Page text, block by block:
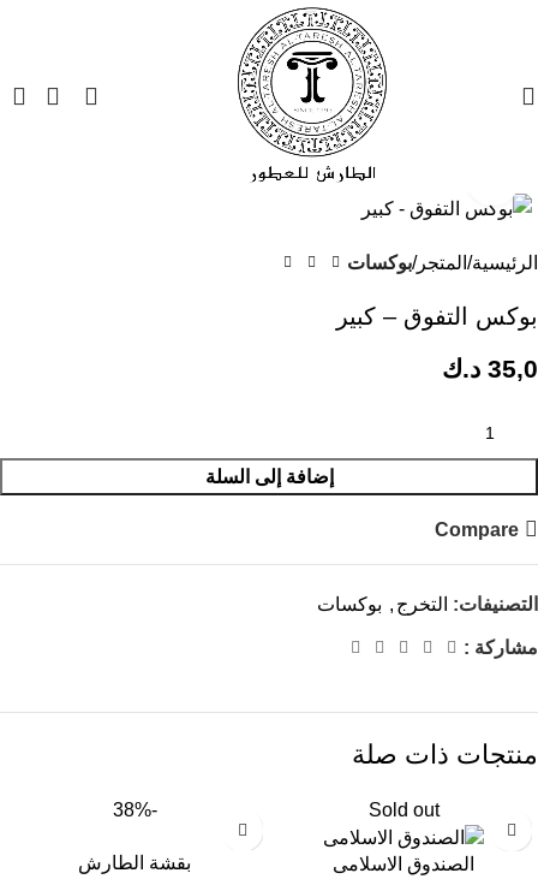
Click to enlarge
الرئيسية المتجر بوكسات
بوكس التفوق – كبير
35,0 د.ك
إضافة إلى السلة
Compare
التصنيفات: التخرج , بوكسات
مشاركة :
منتجات ذات صلة
Sold out
الصندوق الاسلامى
-38%
بقشة الطارش